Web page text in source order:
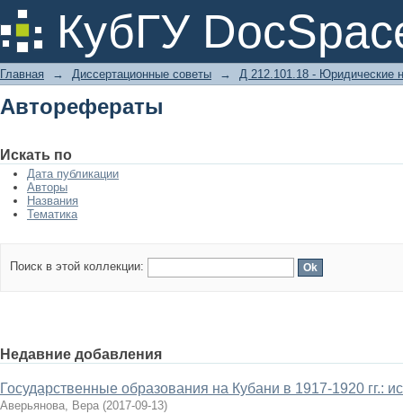
КубГУ
Авторефераты
Главная → Диссертационные советы → Д 212.101.18 - Юридические
Авторефераты
Искать по
Дата публикации
Авторы
Названия
Тематика
Поиск в этой коллекции:
Недавние добавления
Государственные образования на Кубани в 1917-1920 гг.:
Аверьянова, Вера (2017-09-13)